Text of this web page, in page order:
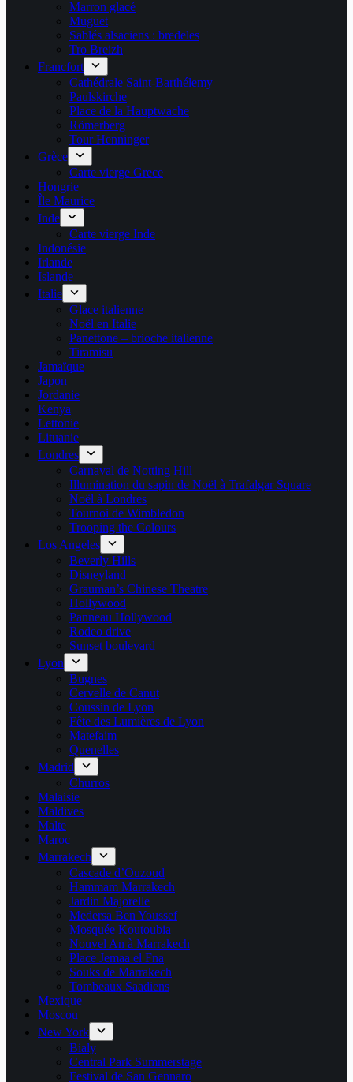
Marron glacé
Muguet
Sablés alsaciens : bredeles
Tro Breizh
Francfort
Cathédrale Saint-Barthélemy
Paulskirche
Place de la Hauptwache
Römerberg
Tour Henninger
Grèce
Carte vierge Grece
Hongrie
Île Maurice
Inde
Carte vierge Inde
Indonésie
Irlande
Islande
Italie
Glace italienne
Noël en Italie
Panettone – brioche italienne
Tiramisu
Jamaïque
Japon
Jordanie
Kenya
Lettonie
Lituanie
Londres
Carnaval de Notting Hill
Illumination du sapin de Noël à Trafalgar Square
Noël à Londres
Tournoi de Wimbledon
Trooping the Colours
Los Angeles
Beverly Hills
Disneyland
Grauman’s Chinese Theatre
Hollywood
Panneau Hollywood
Rodeo drive
Sunset boulevard
Lyon
Bugnes
Cervelle de Canut
Coussin de Lyon
Fête des Lumières de Lyon
Matefaim
Quenelles
Madrid
Churros
Malaisie
Maldives
Malte
Maroc
Marrakech
Cascade d’Ouzoud
Hammam Marrakech
Jardin Majorelle
Medersa Ben Youssef
Mosquée Koutoubia
Nouvel An à Marrakech
Place Jemaa el Fna
Souks de Marrakech
Tombeaux Saadiens
Mexique
Moscou
New York
Bialy
Central Park Summerstage
Festival de San Gennaro